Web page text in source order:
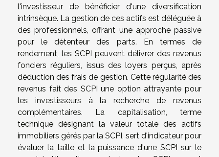
l'investisseur de bénéficier d'une diversification
intrinsèque. La gestion de ces actifs est déléguée à
des professionnels, offrant une approche passive
pour le détenteur des parts. En termes de
rendement, les SCPI peuvent délivrer des revenus
fonciers réguliers, issus des loyers perçus, après
déduction des frais de gestion. Cette régularité des
revenus fait des SCPI une option attrayante pour
les investisseurs à la recherche de revenus
complémentaires. La capitalisation, terme
technique désignant la valeur totale des actifs
immobiliers gérés par la SCPI, sert d'indicateur pour
évaluer la taille et la puissance d'une SCPI sur le